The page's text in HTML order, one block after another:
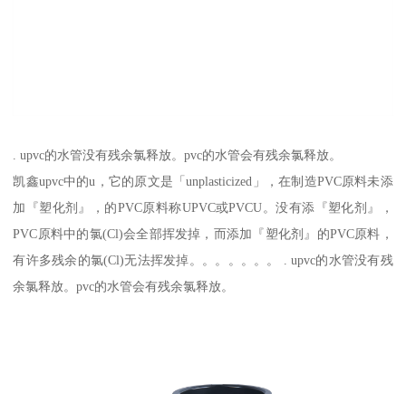
. upvc的水管没有残余氯释放。pvc的水管会有残余氯释放。
凯鑫upvc中的u，它的原文是「unplasticized」，在制造PVC原料未添
加『塑化剂』，的PVC原料称UPVC或PVCU。没有添『塑化剂』，
PVC原料中的氯(Cl)会全部挥发掉，而添加『塑化剂』的PVC原料，
有许多残余的氯(Cl)无法挥发掉。。。。。。。 . upvc的水管没有残
余氯释放。pvc的水管会有残余氯释放。